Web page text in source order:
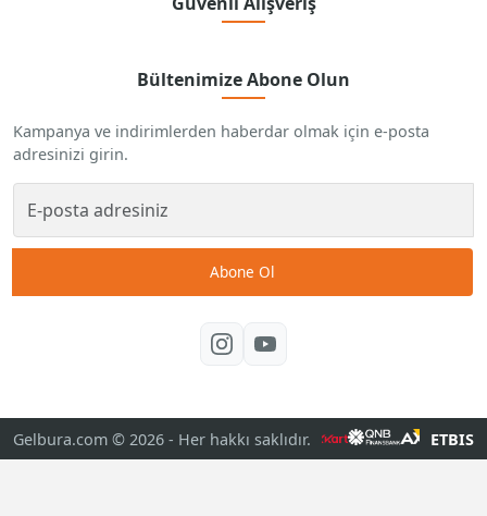
Bültenimize Abone Olun
Kampanya ve indirimlerden haberdar olmak için e-posta
adresinizi girin.
Abone Ol
Gelbura.com © 2026 - Her hakkı saklıdır. ETBIS